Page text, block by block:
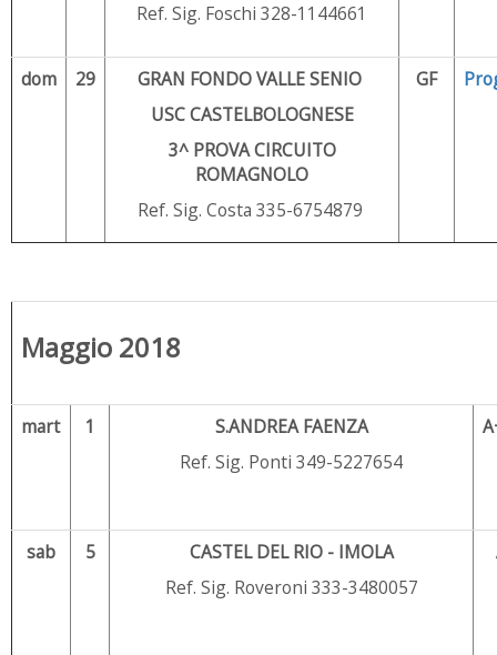
Ref. Sig. Foschi 328-1144661
dom 29
GRAN FONDO VALLE SENIO
USC CASTELBOLOGNESE
3^ PROVA CIRCUITO
ROMAGNOLO
Ref. Sig. Costa 335-6754879
GF
Maggio 2018
mart 1
S.ANDREA FAENZA
Ref. Sig. Ponti 349-5227654
sab 5
CASTEL DEL RIO - IMOLA
Ref. Sig. Roveroni 333-3480057